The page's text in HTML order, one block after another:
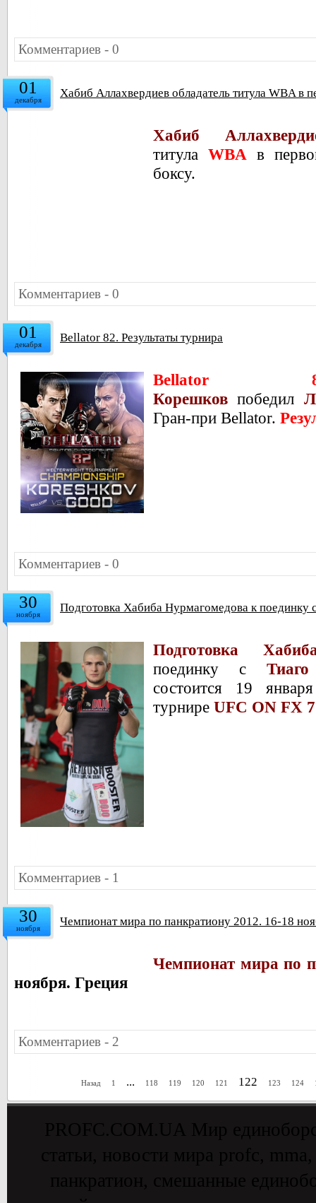
Комментариев - 0
01
декабря Хабиб Аллахвердиев обладатель титула WBA в
Хабиб
титула WBA в
боксу.
Комментариев - 0
01
декабря Bellator 82. Результаты турнира
Bellator
Корешков победил
Гран-при Bellator.
Комментариев - 0
30
ноября Подготовка Хабиба Нурмагомедова к поединку
Подготовка
поединку с Тиаго
состоится 19
турнире UFC ON FX 7
Комментариев - 1
30
ноября Чемпионат мира по панкратиону 2012. 16-18
Чемпионат мира по
ноября. Греция
Комментариев - 2
Назад 1 ... 118 119 120 121 122 123 124